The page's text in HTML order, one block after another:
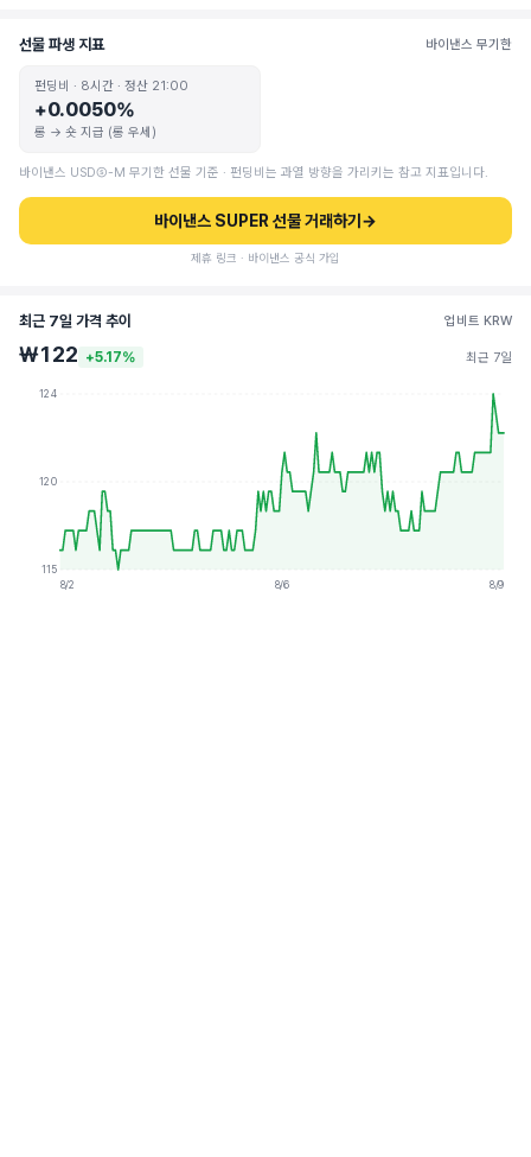
선물 파생 지표 바이낸스 무기한
펀딩비 · 8시간 · 정산 21:00
+0.0050%
롱 → 숏 지급 (롱 우세)
바이낸스 USDⓈ-M 무기한 선물 기준 · 펀딩비는 과열 방향을 가리키는 참고 지표입니다.
바이낸스 SUPER 선물 거래하기 →
제휴 링크 · 바이낸스 공식 가입
최근 7일 가격 추이 업비트 KRW
₩122 +5.17% 최근 7일
124
120
115
8/2
8/6 8/9